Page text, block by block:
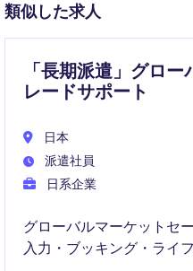
類似した求人
「長期派遣」グロ
レードサポート
日本
派遣社員
日系企業
グローバルマーケットセ
入力・ブッキング・ライ